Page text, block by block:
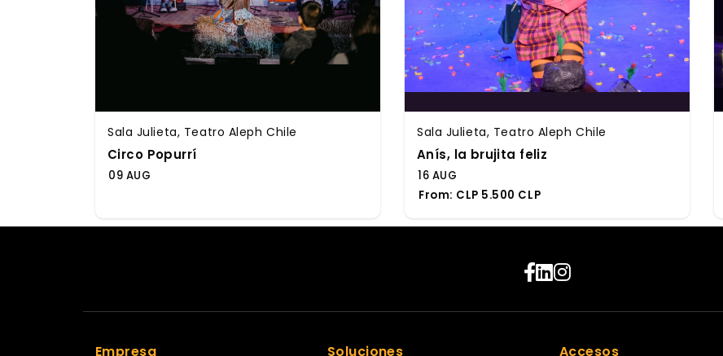
Sala Julieta, Teatro Aleph Chile
Circo Popurrí
09 AUG
Sala Julieta, Teatro Aleph Chile
Anís, la brujita feliz
16 AUG
From: CLP 5.500 CLP
Empresa Soluciones Accesos